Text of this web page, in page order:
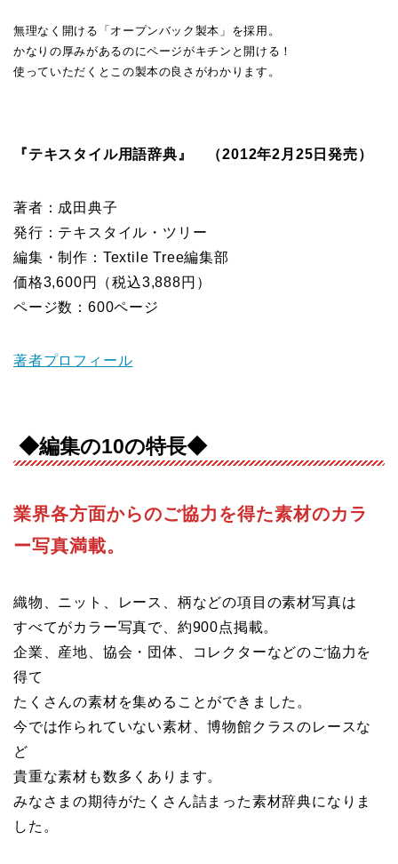
無理なく開ける「オープンバック製本」を採用。
かなりの厚みがあるのにページがキチンと開ける！
使っていただくとこの製本の良さがわかります。
『テキスタイル用語辞典』 （2012年2月25日発売）
著者：成田典子
発行：テキスタイル・ツリー
編集・制作：Textile Tree編集部
価格3,600円（税込3,888円）
ページ数：600ページ
著者プロフィール
◆編集の10の特長◆
業界各方面からのご協力を得た素材のカラ
ー写真満載。
織物、ニット、レース、柄などの項目の素材写真は
すべてがカラー写真で、約900点掲載。
企業、産地、協会・団体、コレクターなどのご協力を
得て
たくさんの素材を集めることができました。
今では作られていない素材、博物館クラスのレースな
ど
貴重な素材も数多くあります。
みなさまの期待がたくさん詰まった素材辞典になりま
した。